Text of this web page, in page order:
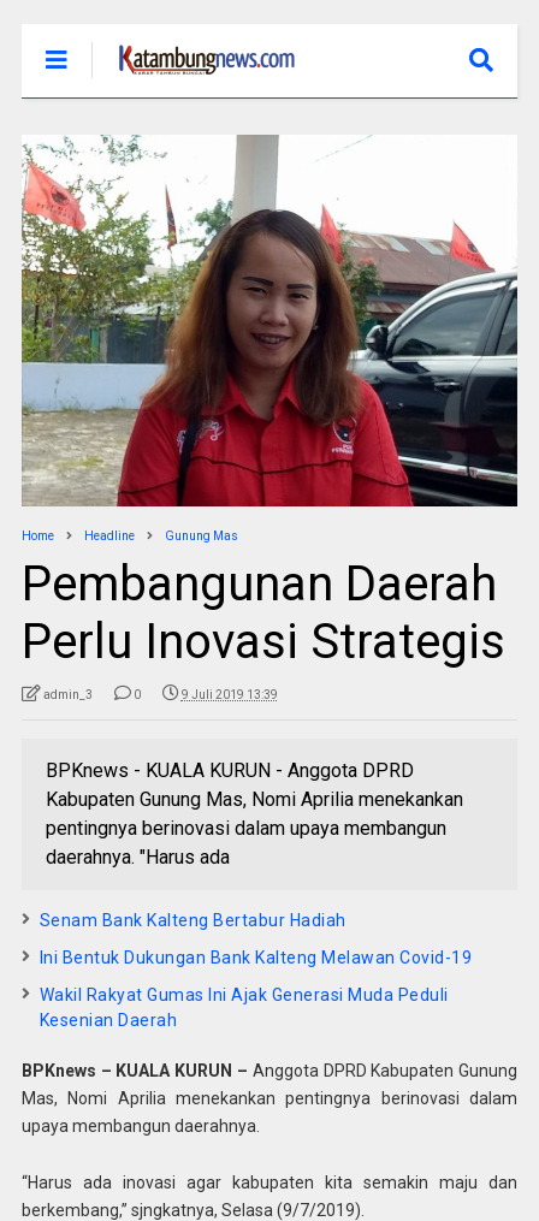
Home Headline Gunung Mas
Pembangunan Daerah
Perlu Inovasi Strategis
admin_3 0 9 Juli 2019 13:39
BPKnews - KUALA KURUN - Anggota DPRD
Kabupaten Gunung Mas, Nomi Aprilia menekankan
pentingnya berinovasi dalam upaya membangun
daerahnya. "Harus ada
Senam Bank Kalteng Bertabur Hadiah
Ini Bentuk Dukungan Bank Kalteng Melawan Covid-19
Wakil Rakyat Gumas Ini Ajak Generasi Muda Peduli
Kesenian Daerah
BPKnews – KUALA KURUN – Anggota DPRD Kabupaten Gunung
Mas, Nomi Aprilia menekankan pentingnya berinovasi dalam
upaya membangun daerahnya.
“Harus ada inovasi agar kabupaten kita semakin maju dan
berkembang,” sjngkatnya, Selasa (9/7/2019).